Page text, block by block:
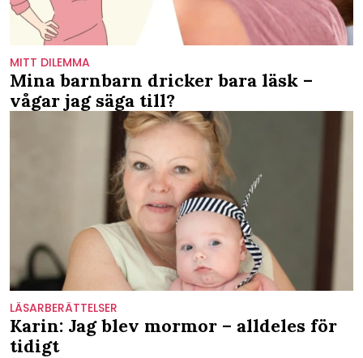
MITT DILEMMA
Mina barnbarn dricker bara läsk –
vågar jag säga till?
LÄSARBERÄTTELSER
Karin: Jag blev mormor – alldeles för
tidigt